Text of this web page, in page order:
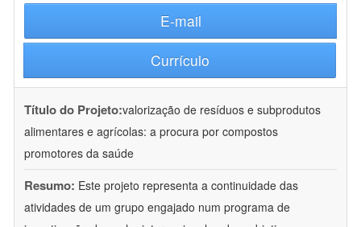
E-mail
Currículo
Título do Projeto:valorização de resíduos e subprodutos
alimentares e agrícolas: a procura por compostos
promotores da saúde
Resumo: Este projeto representa a continuidade das
atividades de um grupo engajado num programa de